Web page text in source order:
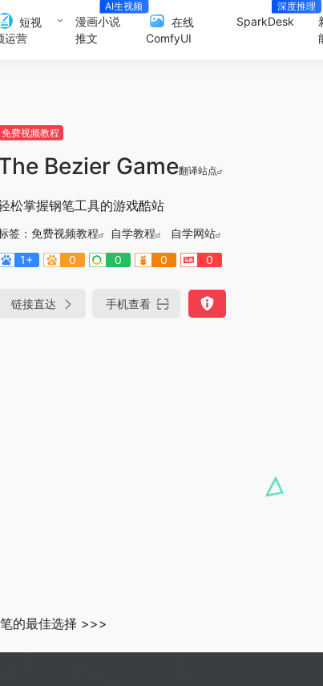
短视
运营
漫画小说
推文
AI生视频
在线
ComfyUI
SparkDesk
深度推理
免费视频教程
Bezier Game翻译站点
松掌握钢笔工具的游戏酷站
签： 免费视频教程 自学教程
自学网站
1+
0 0 0 0
链接直达 手机查看
的最佳选择 >>>